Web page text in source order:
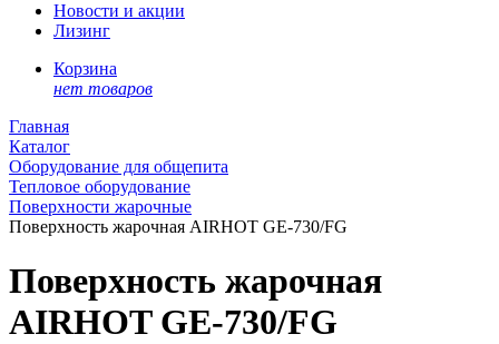
Новости и акции
Лизинг
Корзина
нет товаров
Главная
Каталог
Оборудование для общепита
Тепловое оборудование
Поверхности жарочные
Поверхность жарочная AIRHOT GE-730/FG
Поверхность жарочная
AIRHOT GE-730/FG